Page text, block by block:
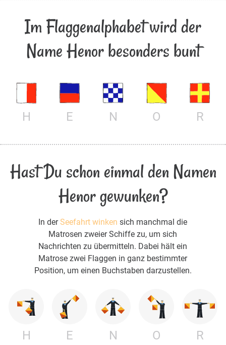
Im Flaggenalphabet wird der
Name Henor besonders bunt
H E N O R
Hast Du schon einmal den Namen
Henor gewunken?
In derSeefahrt winken sich manchmal die
Matrosen zweier Schiffe zu, um sich
Nachrichten zu übermitteln. Dabei hält ein
Matrose zwei Flaggen in ganz bestimmter
Position, um einen Buchstaben darzustellen.
H E N O R